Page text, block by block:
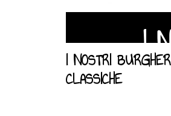
I
I NOSTRI
CLASSICHE